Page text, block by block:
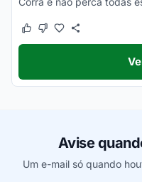
Este cupom funcionou
Este cupom não
Avise
Um e-mail só quando